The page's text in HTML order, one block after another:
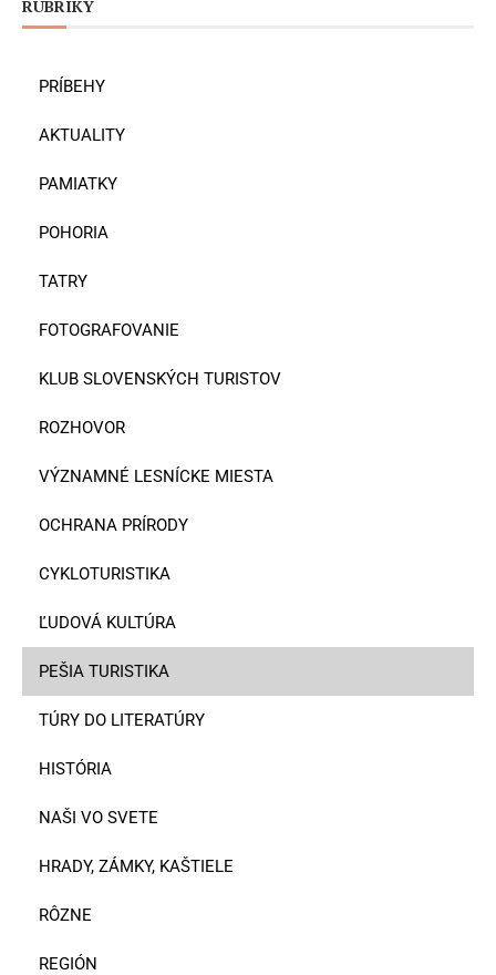
RUBRIKY
PRÍBEHY
AKTUALITY
PAMIATKY
POHORIA
TATRY
FOTOGRAFOVANIE
KLUB SLOVENSKÝCH TURISTOV
ROZHOVOR
VÝZNAMNÉ LESNÍCKE MIESTA
OCHRANA PRÍRODY
CYKLOTURISTIKA
ĽUDOVÁ KULTÚRA
PEŠIA TURISTIKA
TÚRY DO LITERATÚRY
HISTÓRIA
NAŠI VO SVETE
HRADY, ZÁMKY, KAŠTIELE
RÔZNE
REGIÓN